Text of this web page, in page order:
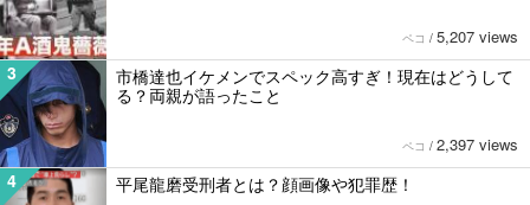
ペコ / 5,207 views
3
市橋達也イケメンでスペック高すぎ！現在はどうして
る？両親が語ったこと
ペコ / 2,397 views
4 平尾龍磨受刑者とは？顔画像や犯罪歴！